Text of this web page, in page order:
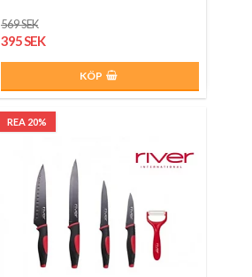
569 SEK
395 SEK
KÖP
REA 20%